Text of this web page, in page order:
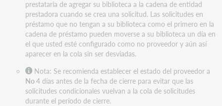
prestataria de agregar su biblioteca a la cadena de entidad
prestadora cuando se crea una solicitud. Las solicitudes en
préstamo que no tengan a su biblioteca como el primero en la
cadena de préstamo pueden moverse a su biblioteca un día en
el que usted esté configurado como no proveedor y aún así
aparecer en la cola sin ser desviadas.
Nota: Se recomienda establecer el estado del proveedor a
No4 días antes de la fecha de cierre para evitar que las
solicitudes condicionales vuelvan a la cola de solicitudes
durante el período de cierre.